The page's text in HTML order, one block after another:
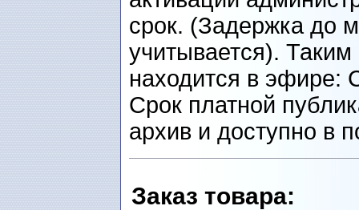
срок. (Задержка до
учитывается).
находится в эфире:
Срок платной
архив и доступно в
Заказ товарa: